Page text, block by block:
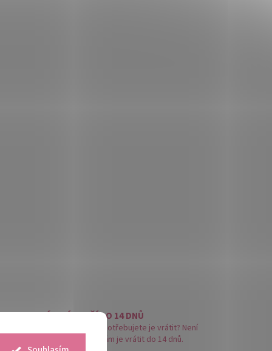
VRÁCENÍ ZBOŽÍ DO 14 DNŮ
Šaty vám nesedí a potřebujete je vrátit? Není
problém, můžete nám je vrátit do 14 dnů.